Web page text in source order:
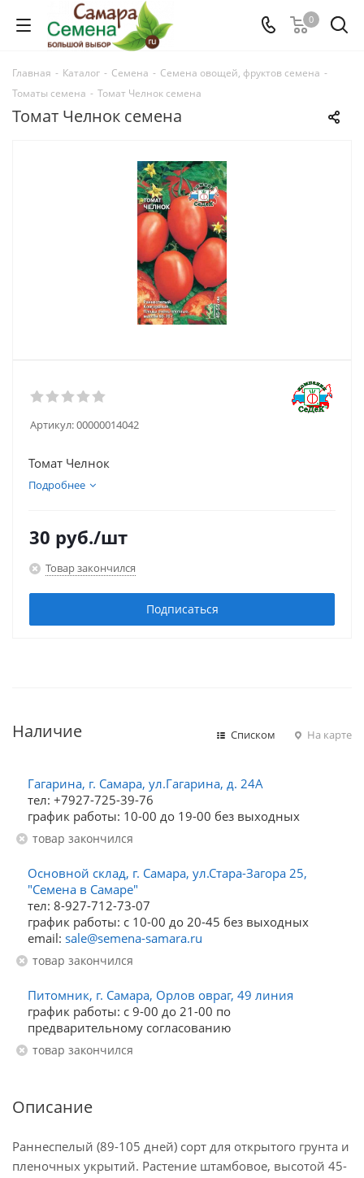
0
Главная - Каталог - Семена - Семена овощей, фруктов семена -
Томаты семена - Томат Челнок семена
Томат Челнок семена
Артикул:00000014042
Томат Челнок
Подробнее
30 руб./шт
Товар закончился
Подписаться
Наличие Списком На карте
Гагарина, г. Самара, ул.Гагарина, д. 24А
тел: +7927-725-39-76
график работы: 10-00 до 19-00 без выходных
Товар закончился
Основной склад, г. Самара, ул.Стара-Загора 25,
"Семена в Самаре"
тел: 8-927-712-73-07
график работы: с 10-00 до 20-45 без выходных
email: sale@semena-samara.ru
Товар закончился
Питомник, г. Самара, Орлов овраг, 49 линия
график работы: с 9-00 до 21-00 по
предварительному согласованию
Товар закончился
Описание
Раннеспелый (89-105 дней) сорт для открытого грунта и
пленочных укрытий. Растение штамбовое, высотой 45-